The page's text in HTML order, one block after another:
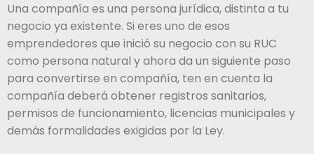
Una compañía es una persona jurídica, distinta a tu
negocio ya existente. Si eres uno de esos
emprendedores que inició su negocio con su RUC
como persona natural y ahora da un siguiente paso
para convertirse en compañía, ten en cuenta la
compañía deberá obtener registros sanitarios,
permisos de funcionamiento, licencias municipales y
demás formalidades exigidas por la Ley.